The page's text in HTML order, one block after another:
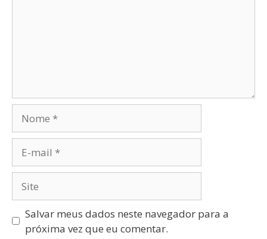
Salvar meus dados neste navegador para a
próxima vez que eu comentar.